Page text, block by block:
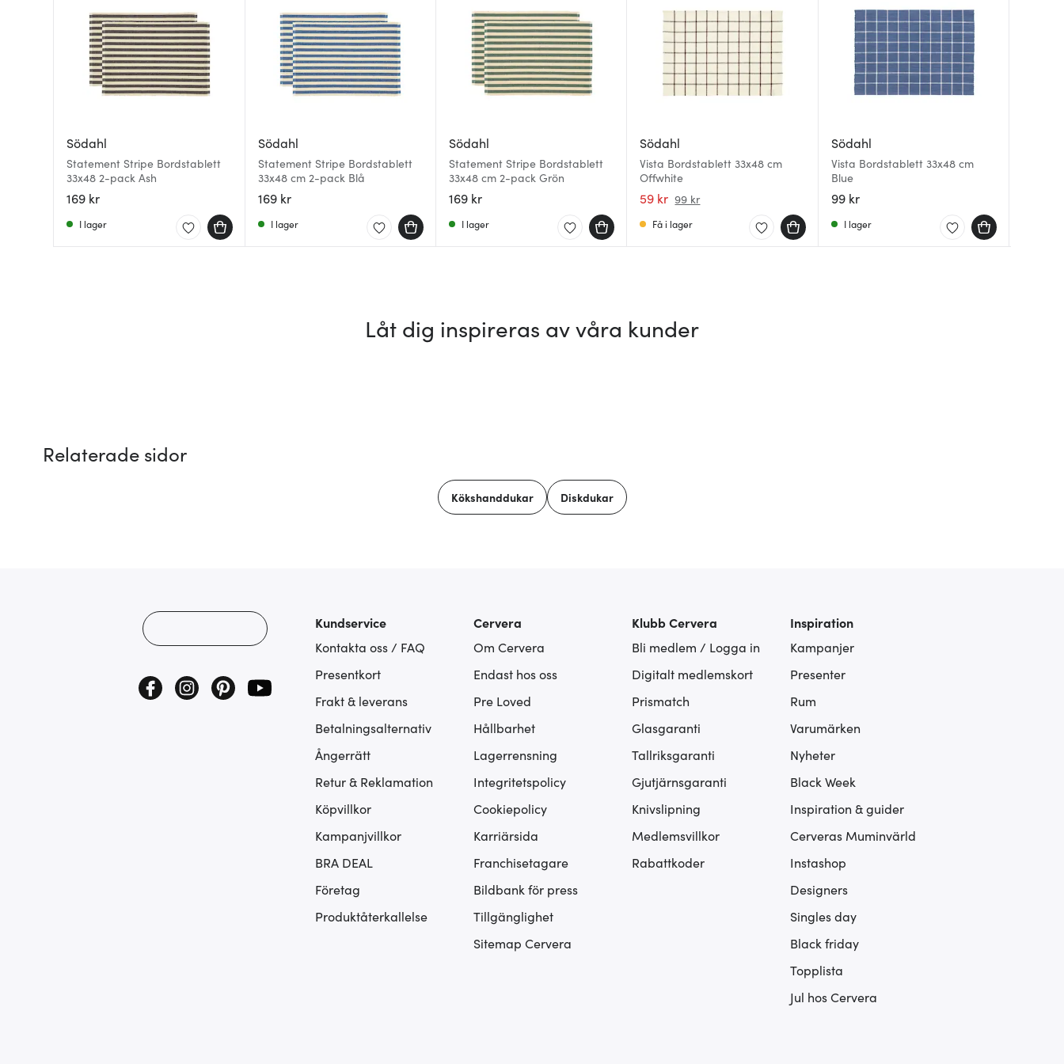
Södahl
Statement Stripe Bordstablett
33x48 2-pack Ash
169 kr
I lager
Södahl
Statement Stripe Bordstablett
33x48 cm 2-pack Blå
169 kr
I lager
Södahl
Statement Stripe Bordstablett
33x48 cm 2-pack Grön
169 kr
I lager
Södahl
Vista Bordstablett 33x48 cm
Offwhite
59 kr 99 kr
Få i lager
Södahl
Vista Bordstablett 33x48 cm
Blue
99 kr
I lager
Låt dig inspireras av våra kunder
Relaterade sidor
Kökshanddukar Diskdukar
Kundservice
Kontakta oss / FAQ
Presentkort
Frakt & leverans
Betalningsalternativ
Ångerrätt
Retur & Reklamation
Köpvillkor
Kampanjvillkor
BRA DEAL
Företag
Produktåterkallelse
Cervera
Om Cervera
Endast hos oss
Pre Loved
Hållbarhet
Lagerrensning
Integritetspolicy
Cookiepolicy
Karriärsida
Franchisetagare
Bildbank för press
Tillgänglighet
Sitemap Cervera
Klubb Cervera
Bli medlem / Logga in
Digitalt medlemskort
Prismatch
Glasgaranti
Tallriksgaranti
Gjutjärnsgaranti
Knivslipning
Medlemsvillkor
Rabattkoder
Inspiration
Kampanjer
Presenter
Rum
Varumärken
Nyheter
Black Week
Inspiration & guider
Cerveras Muminvärld
Instashop
Designers
Singles day
Black friday
Topplista
Jul hos Cervera